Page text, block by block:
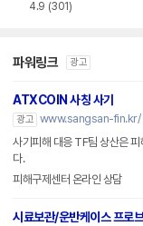
4.9 (301)
파워링크 광고
ATXCOIN 사칭 사기
광고 www.sangsan-fin.kr/
사기피해 대응 TF팀 상산은
다.
피해구제센터 온라인 상담
시료보관/운반케이스 프로